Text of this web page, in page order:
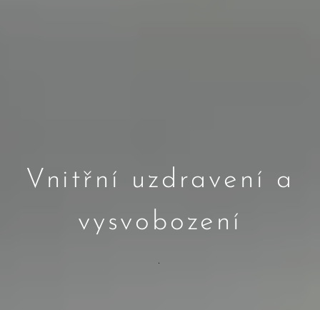
Vnitřní uzdravení a
vysvobození
.